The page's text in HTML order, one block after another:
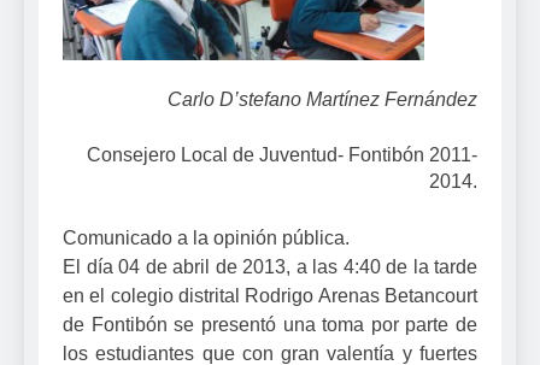
Carlo D’stefano Martínez Fernández
Consejero Local de Juventud- Fontibón 2011-
2014.
Comunicado a la opinión pública.
El día 04 de abril de 2013, a las 4:40 de la tarde
en el colegio distrital Rodrigo Arenas Betancourt
de Fontibón se presentó una toma por parte de
los estudiantes que con gran valentía y fuertes